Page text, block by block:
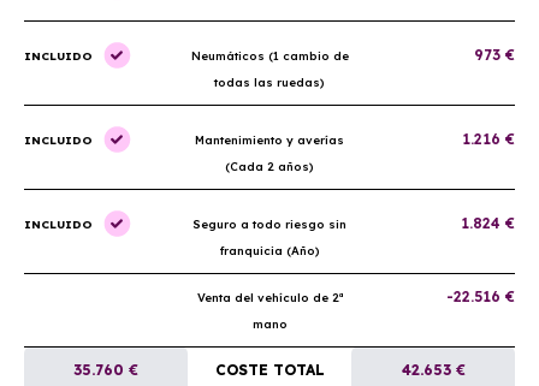
INCLUIDO
Neumáticos (1 cambio de
todas las ruedas)
973 €
INCLUIDO
Mantenimiento y averías
(Cada 2 años)
1.216 €
INCLUIDO
Seguro a todo riesgo sin
franquicia (Año)
1.824 €
Venta del vehículo de 2ª
mano
-22.516 €
35.760 € COSTE TOTAL 42.653 €